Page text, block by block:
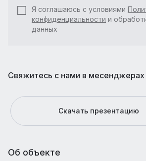
Я соглашаюсь с условиями
конфиденциальности и
данных
Свяжитесь с нами в месенджерах
Скачать презентацию
Об объекте